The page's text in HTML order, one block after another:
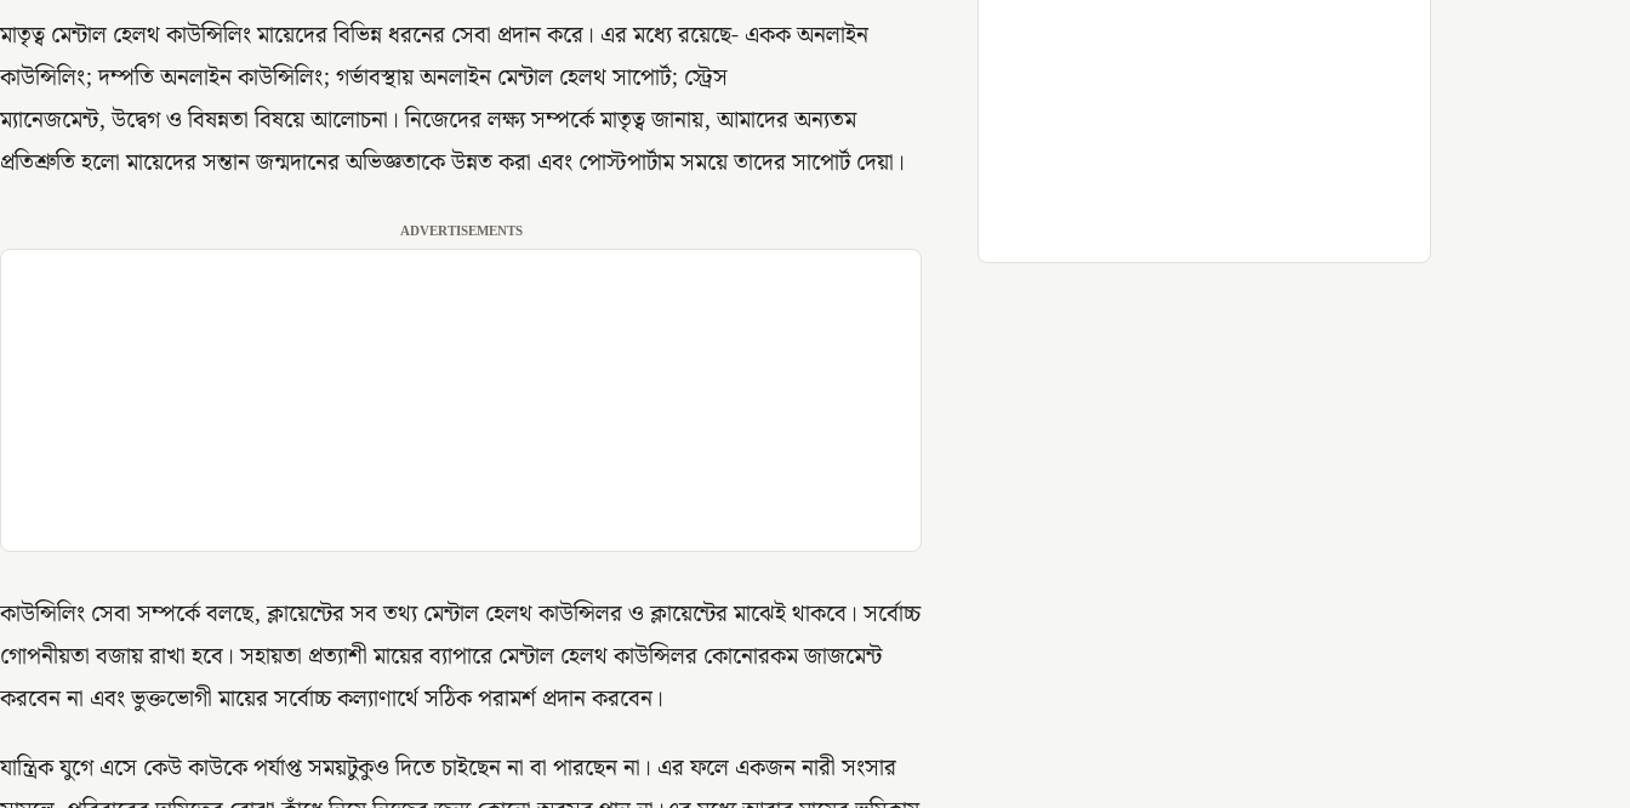
মাতৃত্ব মেন্টাল হেলথ কাউন্সিলিং মায়েদের বিভিন্ন ধরনের সেবা প্রদান করে। এর মধ্যে রয়েছে- একক অনলাইন
কাউন্সিলিং; দম্পতি অনলাইন কাউন্সিলিং; গর্ভাবস্থায় অনলাইন মেন্টাল হেলথ সাপোর্ট; স্ট্রেস
ম্যানেজমেন্ট, উদ্বেগ ও বিষন্নতা বিষয়ে আলোচনা। নিজেদের লক্ষ্য সম্পর্কে মাতৃত্ব জানায়, আমাদের অন্যতম
প্রতিশ্রুতি হলো মায়েদের সন্তান জন্মদানের অভিজ্ঞতাকে উন্নত করা এবং পোস্টপার্টাম সময়ে তাদের সাপোর্ট দেয়া।
ADVERTISEMENTS
কাউন্সিলিং সেবা সম্পর্কে বলছে, ক্লায়েন্টের সব তথ্য মেন্টাল হেলথ কাউন্সিলর ও ক্লায়েন্টের মাঝেই থাকবে। সর্বোচ্চ
গোপনীয়তা বজায় রাখা হবে। সহায়তা প্রত্যাশী মায়ের ব্যাপারে মেন্টাল হেলথ কাউন্সিলর কোনোরকম জাজমেন্ট
করবেন না এবং ভুক্তভোগী মায়ের সর্বোচ্চ কল্যাণার্থে সঠিক পরামর্শ প্রদান করবেন।
যান্ত্রিক যুগে এসে কেউ কাউকে পর্যাপ্ত সময়টুকুও দিতে চাইছেন না বা পারছেন না। এর ফলে একজন নারী সংসার